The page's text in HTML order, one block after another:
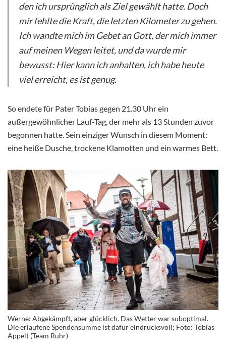
den ich ursprünglich als Ziel gewählt hatte. Doch
mir fehlte die Kraft, die letzten Kilometer zu gehen.
Ich wandte mich im Gebet an Gott, der mich immer
auf meinen Wegen leitet, und da wurde mir
bewusst: Hier kann ich anhalten, ich habe heute
viel erreicht, es ist genug.
So endete für Pater Tobias gegen 21.30 Uhr ein
außergewöhnlicher Lauf-Tag, der mehr als 13 Stunden zuvor
begonnen hatte. Sein einziger Wunsch in diesem Moment:
eine heiße Dusche, trockene Klamotten und ein warmes Bett.
Werne: Abgekämpft, aber glücklich. Das Wetter war suboptimal.
Die erlaufene Spendensumme ist dafür eindrucksvoll; Foto: Tobias
Appelt (Team Ruhr)